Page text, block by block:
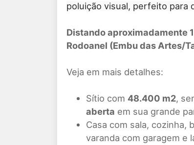
poluição visual, perfeito para
Distando aproximadamente
Rodoanel (Embu das Artes/
Veja em mais detalhes:
Sítio com 48.400 m2,
aberta em sua grande
Casa com sala, cozinha,
varanda com garagem e